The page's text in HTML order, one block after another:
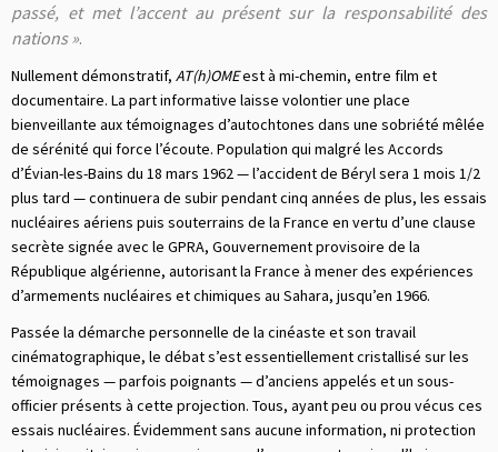
passé, et met l’accent au présent sur la responsabilité des
nations ».
Nullement démonstratif, AT(h)OMEest à mi-chemin, entre film et
documentaire. La part informative laisse volontier une place
bienveillante aux témoignages d’autochtones dans une sobriété mêlée
de sérénité qui force l’écoute. Population qui malgré les Accords
d’Évian-les-Bains du 18 mars 1962 — l’accident de Béryl sera 1 mois 1/2
plus tard — continuera de subir pendant cinq années de plus, les essais
nucléaires aériens puis souterrains de la France en vertu d’une clause
secrète signée avec le GPRA, Gouvernement provisoire de la
République algérienne, autorisant la France à mener des expériences
d’armements nucléaires et chimiques au Sahara, jusqu’en 1966.
Passée la démarche personnelle de la cinéaste et son travail
cinématographique, le débat s’est essentiellement cristallisé sur les
témoignages — parfois poignants — d’anciens appelés et un sous-
officier présents à cette projection. Tous, ayant peu ou prou vécus ces
essais nucléaires. Évidemment sans aucune information, ni protection